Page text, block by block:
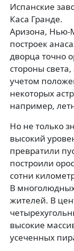
Испанские
Каса Гранде.
Аризона, Нью-
построек
дворца точно
стороны
учетом
некоторых
например,
Но не только
высокий
превратили
построили
сотни
В
жителей. В
высокие
усеченных